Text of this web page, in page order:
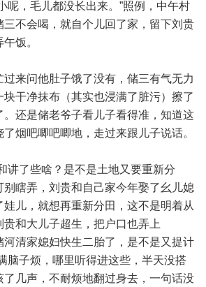
呢，毛儿都没长出来。”照例，中午村
三不会喝，就自个儿回了家，留下刘贵
饭。
来问他肚子饿了没有，储三有气无力
干净抹布（其实也浸满了脏污）擦了
。还是储老爷子看儿子看得准，知道这
烟吧唧吧唧地，走过来跟儿子说话。
讲了些啥？是不是土地又要重新分
别瞎弄，刘贵和自己家今年娶了幺儿媳
儿，就想再重新分田，这不是明着从
和大儿子超生，把户口也弄上
河清家媳妇快生二胎了，是不是又提计
脑子烦，哪里听得进这些，半天没搭
了几声，不耐烦地翻过身去，一句话没